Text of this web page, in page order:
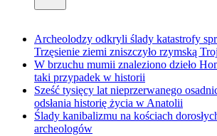
Archeolodzy odkryli ślady katastrofy
Trzęsienie ziemi zniszczyło rzymską
W brzuchu mumii znaleziono dzieło
taki przypadek w historii
Sześć tysięcy lat nieprzerwanego
odsłania historię życia w Anatolii
Ślady kanibalizmu na kościach
archeologów